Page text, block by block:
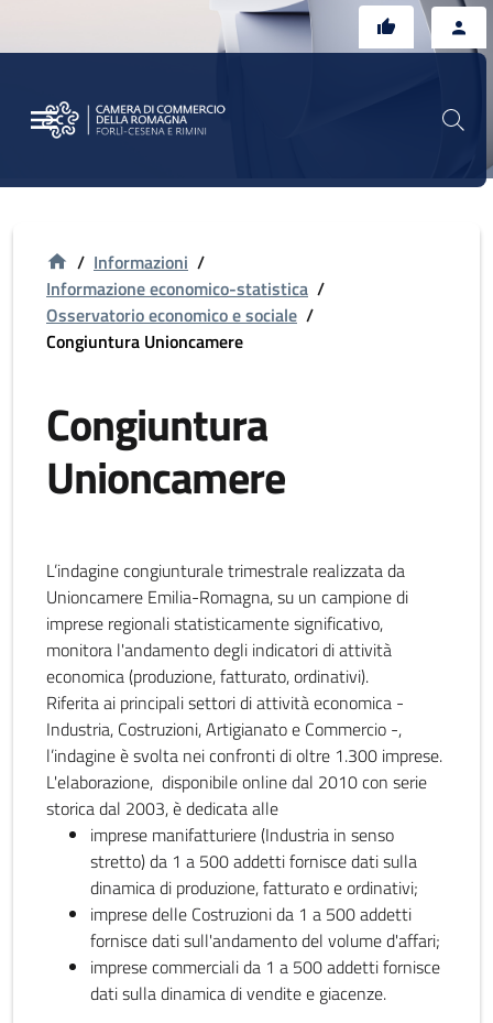
/ Informazioni /
Informazione economico-statistica /
Osservatorio economico e sociale /
Congiuntura Unioncamere
Congiuntura
Unioncamere
L’indagine congiunturale trimestrale realizzata da
Unioncamere Emilia-Romagna, su un campione di
imprese regionali statisticamente significativo,
monitora l'andamento degli indicatori di attività
economica (produzione, fatturato, ordinativi).
Riferita ai principali settori di attività economica -
Industria, Costruzioni, Artigianato e Commercio -,
l’indagine è svolta nei confronti di oltre 1.300 imprese.
L'elaborazione, disponibile online dal 2010 con serie
storica dal 2003, è dedicata alle
imprese manifatturiere (Industria in senso
stretto) da 1 a 500 addetti fornisce dati sulla
dinamica di produzione, fatturato e ordinativi;
imprese delle Costruzioni da 1 a 500 addetti
fornisce dati sull'andamento del volume d'affari;
imprese commerciali da 1 a 500 addetti fornisce
dati sulla dinamica di vendite e giacenze.